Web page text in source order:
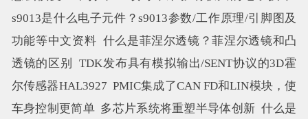
s9013是什么电子元件？s9013参数/工作原理/引脚图及
功能等中文资料 什么是菲涅尔透镜？菲涅尔透镜和凸
透镜的区别
TDK发布具有模拟输出/SENT协议的3D霍
尔传感器HAL3927 PMIC集成了CAN FD和LIN模块，使
车身控制更简单 多芯片系统将重塑半导体创新 什么是